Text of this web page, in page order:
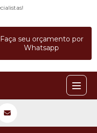
Faça seu orçamento por
Whatsapp